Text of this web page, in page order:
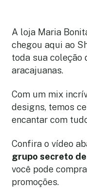
A loja Maria
chegou aqui ao
toda sua coleção
aracajuanas.
Com um mix
designs, temos
encantar com
Confira o vídeo
grupo secreto
você pode
promoções.